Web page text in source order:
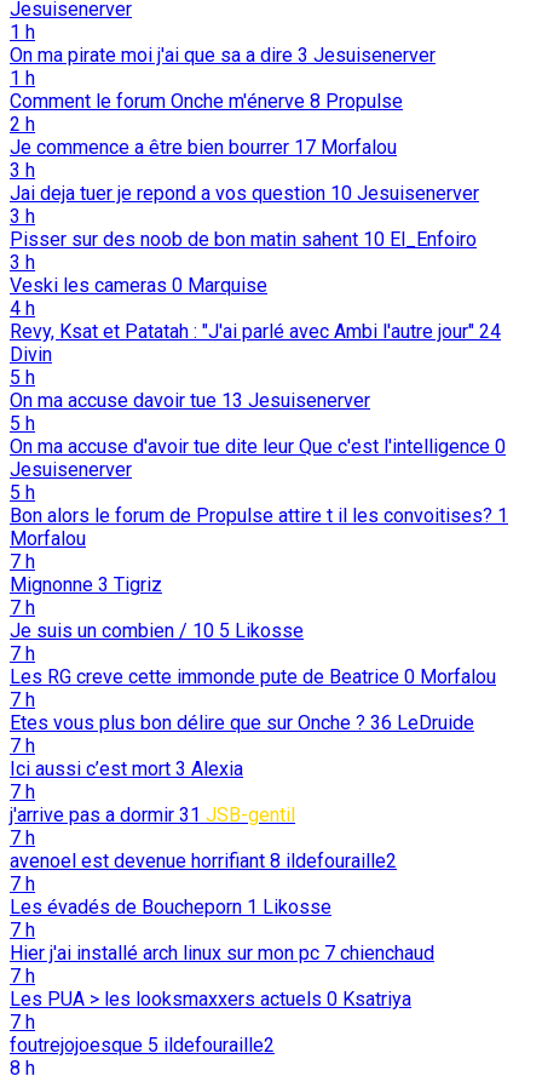
Jesuisenerver
1 h
On ma pirate moi j'ai que sa a dire 3 Jesuisenerver
1 h
Comment le forum Onche m'énerve 8 Propulse
2 h
Je commence a être bien bourrer 17 Morfalou
3 h
Jai deja tuer je repond a vos question 10 Jesuisenerver
3 h
Pisser sur des noob de bon matin sahent 10 El_Enfoiro
3 h
Veski les cameras 0 Marquise
4 h
Revy, Ksat et Patatah : "J'ai parlé avec Ambi l'autre jour" 24
Divin
5 h
On ma accuse davoir tue 13 Jesuisenerver
5 h
On ma accuse d'avoir tue dite leur Que c'est l'intelligence 0
Jesuisenerver
5 h
Bon alors le forum de Propulse attire t il les convoitises? 1
Morfalou
7 h
Mignonne 3 Tigriz
7 h
Je suis un combien / 10 5 Likosse
7 h
Les RG creve cette immonde pute de Beatrice 0 Morfalou
7 h
Etes vous plus bon délire que sur Onche ? 36 LeDruide
7 h
Ici aussi c’est mort 3 Alexia
7 h
j'arrive pas a dormir 31 JSB-gentil
7 h
avenoel est devenue horrifiant 8 ildefouraille2
7 h
Les évadés de Boucheporn 1 Likosse
7 h
Hier j'ai installé arch linux sur mon pc 7 chienchaud
7 h
Les PUA > les looksmaxxers actuels 0 Ksatriya
7 h
foutrejojoesque 5 ildefouraille2
8 h